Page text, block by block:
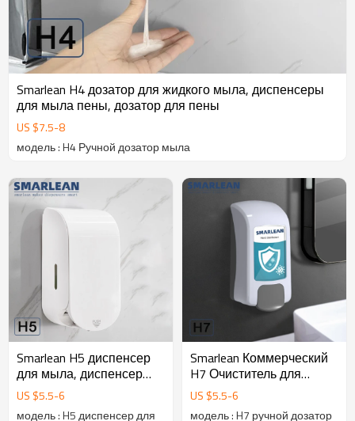
Smarlean H4 дозатор для жидкого мыла, диспенсеры
для мыла пены, дозатор для пены
US $7.5-8
модель : H4 Ручной дозатор мыла
Smarlean H5 диспенсер
для мыла, диспенсер
для жидкого мыла,
дозатор пены, дозатор
US $5.5-6
модель : H5 диспенсер для
Smarlean Коммерческий
H7 Очиститель для
сидений унитазов спрей
дозатор мыла
US $5.5-6
модель : H7 ручной дозатор